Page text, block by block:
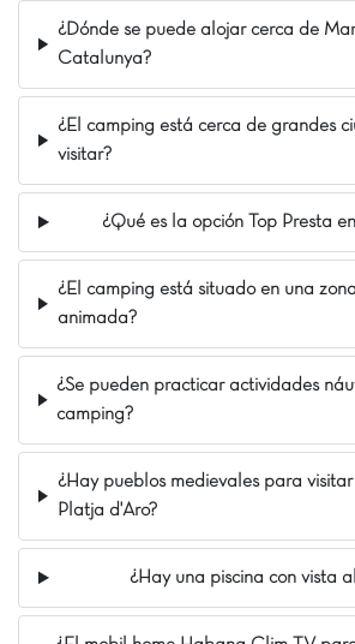
¡Qué destino de ensueño! ¡Solo
dar unos pasos para llegar a una
turquesas o salir a pasear por el
costero "Cami de Ronda"! ¡Imagina
calas paradisíacas, aguas
de acantilados y bosques de pinos!
ciudades y pueblos encantadores!
merecen una visita. Me encantó el
festivo, poder sentarme en una
disfrutar de tapas típicas catalanas.
acceso al carril bici desde el
gran ventaja para disfrutar de los
¡Aquí no necesitas coger el coche
o salir a pasear! ¡Es genial! ¡Todo se
directamente desde el camping!
Nuestros Extras
A 38 km de Girona
Acceso directo a un bonito
¿Dónde se puede alojar cerca de
Catalunya?
¿El camping está cerca de grandes
visitar?
¿Qué es la opción Top Presta
¿El camping está situado en una
animada?
¿Se pueden practicar actividades
camping?
¿Hay pueblos medievales para
Platja d'Aro?
¿Hay una piscina con vista